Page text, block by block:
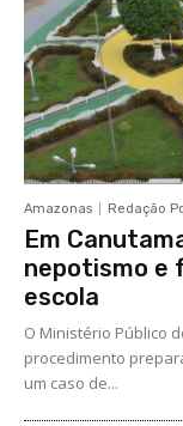
Amazonas Redação
Em
nepotismo e
escola
O Ministério Público
procedimento
um caso de...